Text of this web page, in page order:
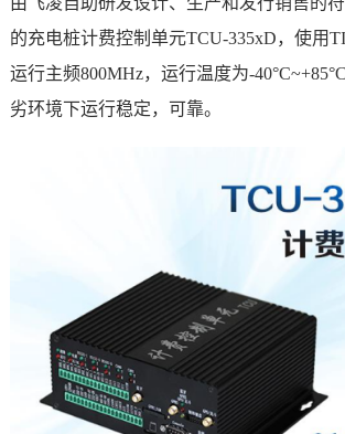
的充电桩计费控制单元TCU-335xD，使用
运行主频800MHz，运行温度为-
劣环境下运行稳定，可靠。